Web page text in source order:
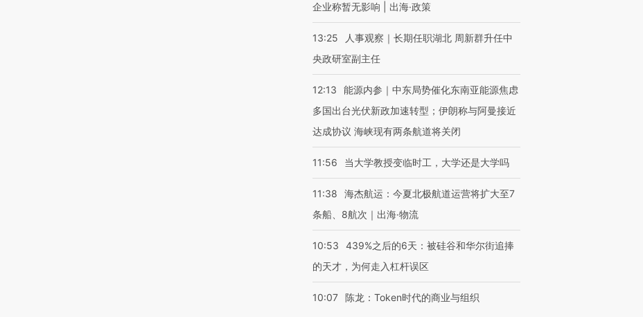
企业称暂无影响 | 出海·政策
13:25
人事观察｜长期任职湖北 周新群升任中
央政研室副主任
12:13
能源内参｜中东局势催化东南亚能源焦虑
多国出台光伏新政加速转型；伊朗称与阿曼接近
达成协议 海峡现有两条航道将关闭
11:56 当大学教授变临时工，大学还是大学吗
11:38
海杰航运：今夏北极航道运营将扩大至7
条船、8航次｜出海·物流
10:53
439%之后的6天：被硅谷和华尔街追捧
的天才，为何走入杠杆误区
10:07 陈龙：Token时代的商业与组织